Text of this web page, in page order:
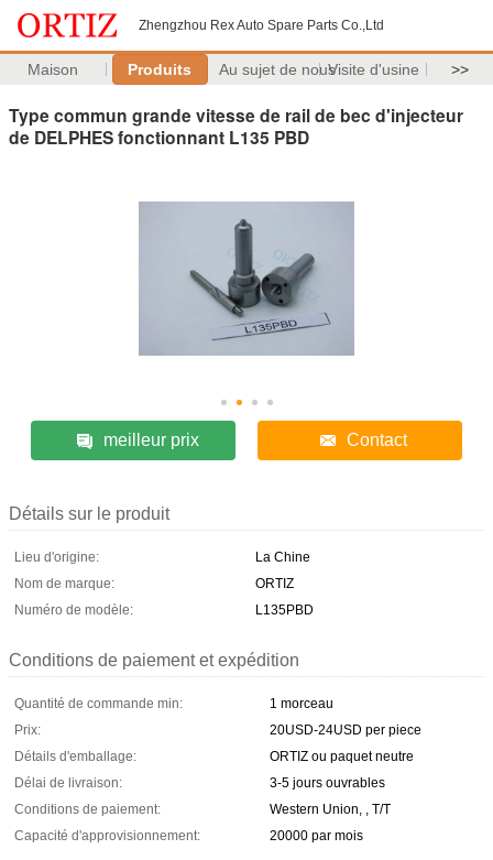
Zhengzhou Rex Auto Spare Parts Co.,Ltd
Maison Produits Au sujet de nousVisite d'usine >>
Type commun grande vitesse de rail de bec d'injecteur
de DELPHES fonctionnant L135 PBD
meilleur prix Contact
Détails sur le produit
Lieu d'origine:
La Chine
Nom de marque:
ORTIZ
Numéro de modèle:
L135PBD
Conditions de paiement et expédition
Quantité de commande min:
1 morceau
Prix:
20USD-24USD per piece
Détails d'emballage:
ORTIZ ou paquet neutre
Délai de livraison:
3-5 jours ouvrables
Conditions de paiement:
Western Union, , T/T
Capacité d'approvisionnement:
20000 par mois